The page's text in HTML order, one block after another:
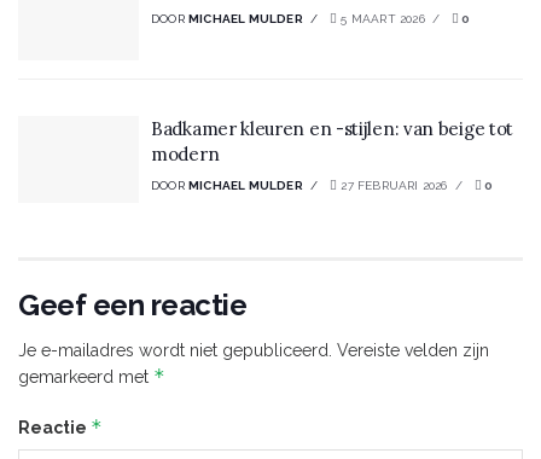
DOOR MICHAEL MULDER 5 MAART 2026 0
Badkamer kleuren en -stijlen: van beige tot
modern
DOOR MICHAEL MULDER 27 FEBRUARI 2026 0
Geef een reactie
Je e-mailadres wordt niet gepubliceerd. Vereiste velden zijn
gemarkeerd met *
Reactie *